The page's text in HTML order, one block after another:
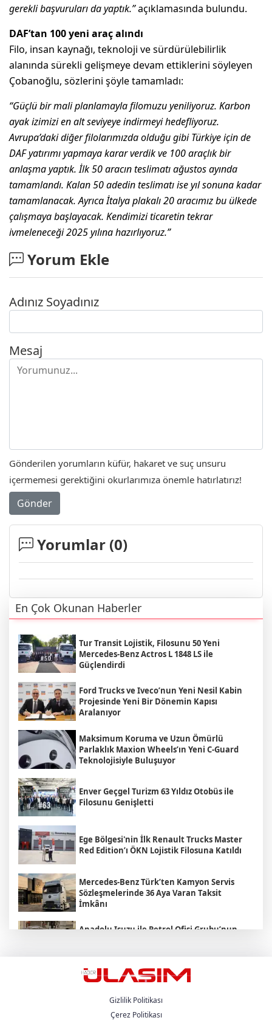
gerekli başvuruları da yaptık.”açıklamasında bulundu.
DAF’tan 100 yeni araç alındı
Filo, insan kaynağı, teknoloji ve sürdürülebilirlik
alanında sürekli gelişmeye devam ettiklerini söyleyen
Çobanoğlu, sözlerini şöyle tamamladı:
“Güçlü bir mali planlamayla filomuzu yeniliyoruz. Karbon
ayak izimizi en alt seviyeye indirmeyi hedefliyoruz.
Avrupa’daki diğer filolarımızda olduğu gibi Türkiye için de
DAF yatırımı yapmaya karar verdik ve 100 araçlık bir
anlaşma yaptık. İlk 50 aracın teslimatı ağustos ayında
tamamlandı. Kalan 50 adedin teslimatı ise yıl sonuna kadar
tamamlanacak. Ayrıca İtalya plakalı 20 aracımız bu ülkede
çalışmaya başlayacak. Kendimizi ticaretin tekrar
ivmeleneceği 2025 yılına hazırlıyoruz.”
Yorum Ekle
Adınız Soyadınız
Mesaj
Gönderilen yorumların küfür, hakaret ve suç unsuru
içermemesi gerektiğini okurlarımıza önemle hatırlatırız!
Gönder
Yorumlar (0)
En Çok Okunan Haberler
Tur Transit Lojistik, Filosunu 50 Yeni
Mercedes-Benz Actros L 1848 LS ile
Güçlendirdi
Ford Trucks ve Iveco’nun Yeni Nesil Kabin
Projesinde Yeni Bir Dönemin Kapısı
Aralanıyor
Maksimum Koruma ve Uzun Ömürlü
Parlaklık Maxion Wheels’ın Yeni C-Guard
Teknolojisiyle Buluşuyor
Enver Geçgel Turizm 63 Yıldız Otobüs ile
Filosunu Genişletti
Ege Bölgesi'nin İlk Renault Trucks Master
Red Edition’ı ÖKN Lojistik Filosuna Katıldı
Mercedes-Benz Türk’ten Kamyon Servis
Sözleşmelerinde 36 Aya Varan Taksit
İmkânı
Anadolu Isuzu ile Petrol Ofisi Grubu’nun
MAN , "Driving. People. Partner."
Transportation 2026'da
Gizlilik Politikası
Çerez Politikası